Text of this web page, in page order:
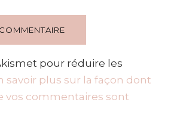
pour réduire les
savoir plus sur la façon dont
vos commentaires sont